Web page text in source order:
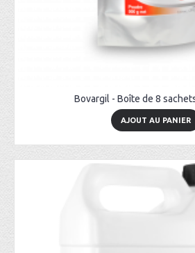
Bovargil - Boîte de 8
AJOUT AU PANIER